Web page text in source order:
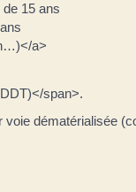
15 ans
a>
span>.
dématérialisée